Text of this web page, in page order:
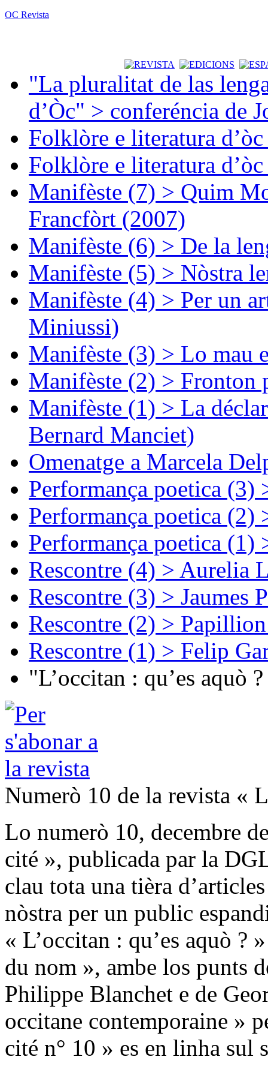
OC Revista
"La pluralitat de las
d’Òc" > conferéncia de
Folklòre e literatura
Folklòre e literatura
Manifèste (7) > Quim
Francfòrt (2007)
Manifèste (6) > De la
Manifèste (5) > Nòstra
Manifèste (4) > Per un
Miniussi)
Manifèste (3) > Lo mau
Manifèste (2) > Fronton
Manifèste (1) > La
Bernard Manciet)
Omenatge a Marcela
Performança poetica (3)
Performança poetica (2)
Performança poetica (1)
Rescontre (4) > Aurelia
Rescontre (3) > Jaumes
Rescontre (2) >
Rescontre (1) > Felip
"L’occitan : qu’es aquò
Numerò 10 de la revista «
Lo numerò 10, decembre
cité », publicada par la
clau tota una tièra
nòstra per un public
« L’occitan : qu’es aquò ?
du nom », ambe los punts
Philippe Blanchet e de
occitane contemporaine »
cité n° 10 » es en linha